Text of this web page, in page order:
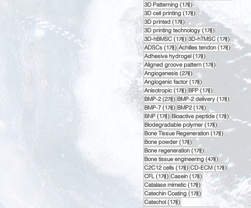
3D Patterning (1개)게시물 1개
3D cell printing (1개)게시물 1개
3D printed (1개)게시물 1개
3D printing technology (1개)게시물 1개
3D-hBMSC (1개)게시물 1개
3D-hTMSC (1개)게시물
ADSCs (1개)게시물 1개
Achilles tendon (1개)게시물
Adhesive hydrogel (1개)게시물 1개
Aligned groove pattern (1개)게시물 1개
Angiogenesis (2개)게시물 2개
Angiogenic factor (1개)게시물 1개
Anisotropic (1개)게시물 1개
BFP (1개)게시물 1개
BMP-2 (2개)게시물 2개
BMP-2 delivery (1개)게시물
BMP-7 (1개)게시물 1개
BMP2 (1개)게시물 1개
BNP (1개)게시물 1개
Bioactive peptide (1개)게시물 1
Biodegradable polymer (1개)게시물 1개
Bone Tissue Regeneration (1개)게시물 1개
Bone powder (1개)게시물 1개
Bone regeneration (1개)게시물 1개
Bone tissue engineering (4개)게시물 4개
C2C12 cells (1개)게시물 1개
CD-ECM (1개)게시물 1
CFL (1개)게시물 1개
Casein (1개)게시물 1개
Catalase mimetic (1개)게시물 1개
Catechin Coating (1개)게시물 1개
Catechol (1개)게시물 1개